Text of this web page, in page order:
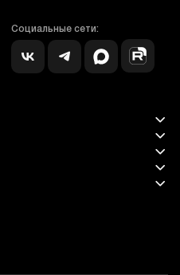
Социальные сети: